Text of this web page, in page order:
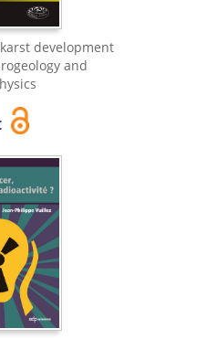
development
and